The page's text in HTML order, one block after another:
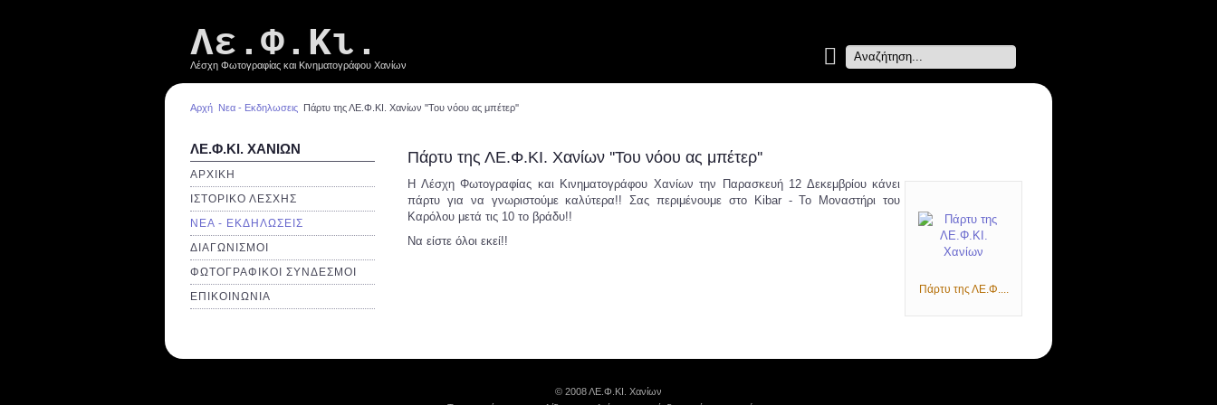
Λε.Φ.Κι.
Λέσχη Φωτογραφίας και Κινηματογράφου Χανίων
Search
...
Αρχή Νεα - Εκδηλωσεις Πάρτυ της ΛΕ.Φ.ΚΙ. Χανίων ''Του νόου ας μπέτερ''
ΛΕ.Φ.ΚΙ. ΧΑΝΙΩΝ
ΑΡΧΙΚΗ
ΙΣΤΟΡΙΚΟ ΛΕΣΧΗΣ
ΝΕΑ - ΕΚΔΗΛΩΣΕΙΣ
ΔΙΑΓΩΝΙΣΜΟΙ
ΦΩΤΟΓΡΑΦΙΚΟΙ ΣΥΝΔΕΣΜΟΙ
ΕΠΙΚΟΙΝΩΝΙΑ
Πάρτυ της ΛΕ.Φ.ΚΙ. Χανίων ''Του νόου ας μπέτερ''
Πάρτυ της ΛΕ.Φ....
Η Λέσχη Φωτογραφίας και Κινηματογράφου Χανίων την Παρασκευή 12 Δεκεμβρίου κάνει
πάρτυ για να γνωριστούμε καλύτερα!! Σας περιμένουμε στο Kibar - Το Μοναστήρι του
Καρόλου μετά τις 10 το βράδυ!!
Να είστε όλοι εκεί!!
© 2008 ΛΕ.Φ.ΚΙ. Χανίων